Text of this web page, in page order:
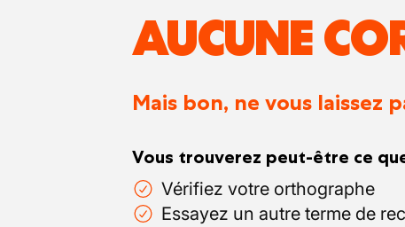
AUCUNE
Mais bon, ne vous laissez
Vous trouverez peut-être ce
Vérifiez votre orthographe
Essayez un autre terme de